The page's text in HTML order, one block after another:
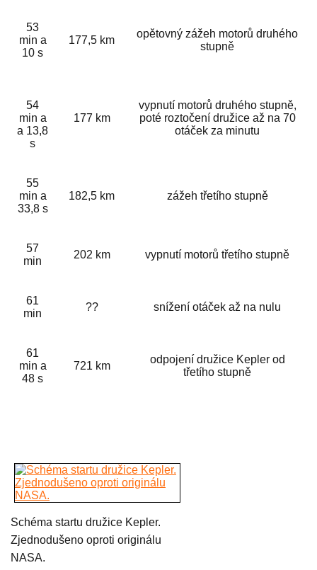
53
min a
10 s
177,5 km
opětovný zážeh motorů druhého
stupně
54
min a
a 13,8
s
177 km
vypnutí motorů druhého stupně,
poté roztočení družice až na 70
otáček za minutu
55
min a
33,8 s
182,5 km zážeh třetího stupně
57
min
202 km vypnutí motorů třetího stupně
61
min
?? snížení otáček až na nulu
61
min a
48 s
721 km
odpojení družice Kepler od
třetího stupně
Schéma startu družice Kepler.
Zjednodušeno oproti originálu
NASA.